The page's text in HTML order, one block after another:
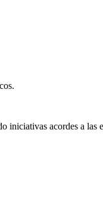
iniciativas acordes a las